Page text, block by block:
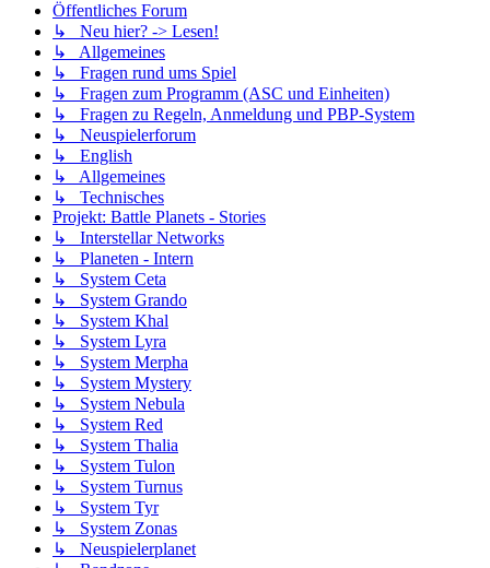
Öffentliches Forum
↳ Neu hier? -> Lesen!
↳ Allgemeines
↳ Fragen rund ums Spiel
↳ Fragen zum Programm (ASC und Einheiten)
↳ Fragen zu Regeln, Anmeldung und PBP-System
↳ Neuspielerforum
↳ English
↳ Allgemeines
↳ Technisches
Projekt: Battle Planets - Stories
↳ Interstellar Networks
↳ Planeten - Intern
↳ System Ceta
↳ System Grando
↳ System Khal
↳ System Lyra
↳ System Merpha
↳ System Mystery
↳ System Nebula
↳ System Red
↳ System Thalia
↳ System Tulon
↳ System Turnus
↳ System Tyr
↳ System Zonas
↳ Neuspielerplanet